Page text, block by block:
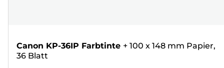
Canon KP-36IP Farbtinte + 100 x 148 mm Papier,
36 Blatt